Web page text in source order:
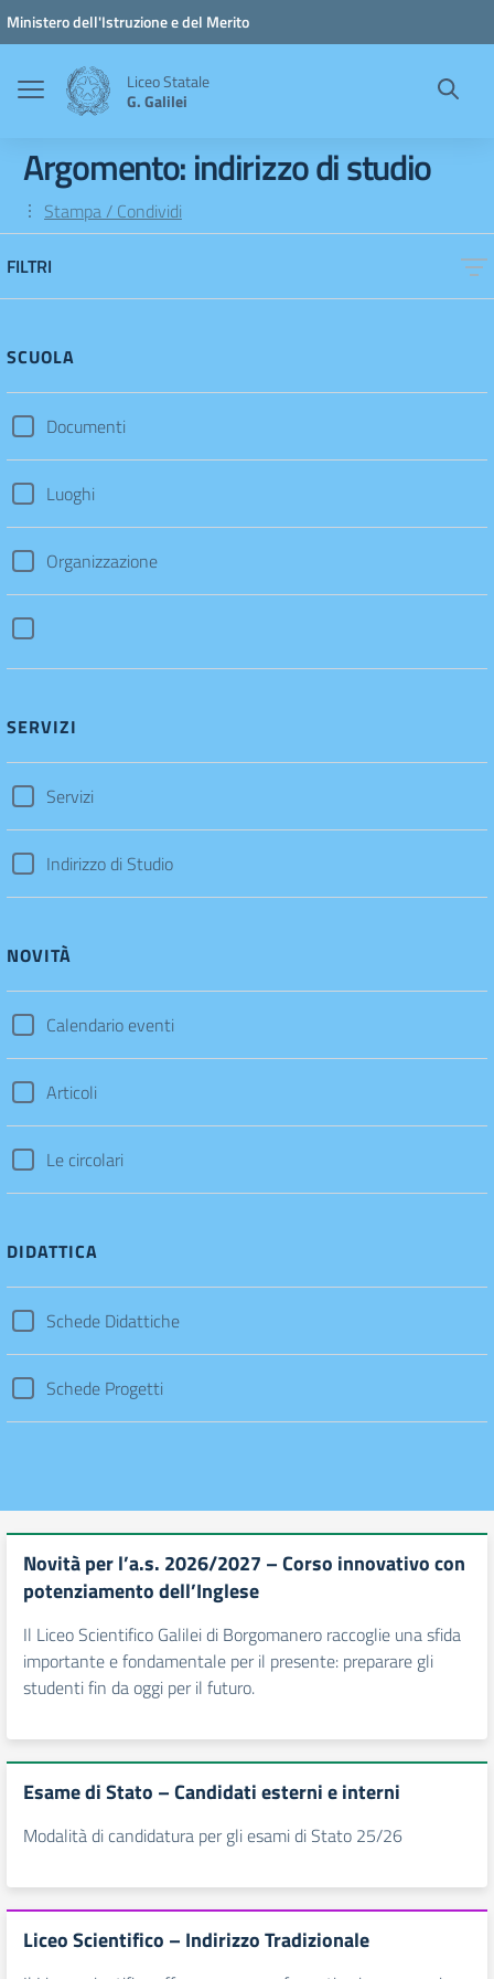
Vai ai contenuti
Vai al menu di navigazione
Vai al footer
Ministero dell'Istruzione e del Merito
Liceo Statale
G. Galilei
Argomento: indirizzo di studio
Stampa / Condividi
FILTRI
SCUOLA
Documenti
Luoghi
Organizzazione
SERVIZI
Servizi
Indirizzo di Studio
NOVITÀ
Calendario eventi
Articoli
Le circolari
DIDATTICA
Schede Didattiche
Schede Progetti
Novità per l’a.s. 2026/2027 – Corso innovativo con
potenziamento dell’Inglese
Il Liceo Scientifico Galilei di Borgomanero raccoglie una sfida
importante e fondamentale per il presente: preparare gli
studenti fin da oggi per il futuro.
Esame di Stato – Candidati esterni e interni
Modalità di candidatura per gli esami di Stato 25/26
Liceo Scientifico – Indirizzo Tradizionale